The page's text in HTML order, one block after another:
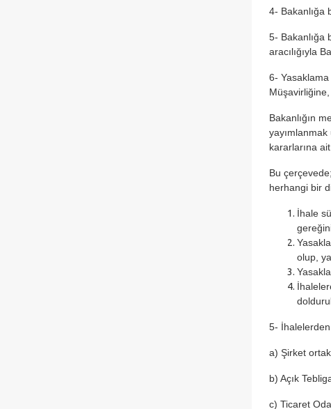
4- Bakanlığa
5- Bakanlığa
aracılığıyla
6-
Bakanlığın
kararlarına
Bu
herhangi bir
İhale
olup,
5-
a) Şirket
b) Açık
c) Ticaret